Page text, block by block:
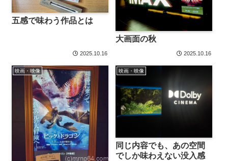
五感で味わう作品とは
2025.10.16
大画面の秋
2025.10.16
映画・映像 映画・映像
同じ内容でも、あの空間
でしか味わえない没入感